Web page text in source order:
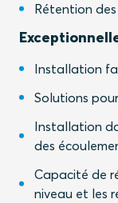
Rétention
Installation
Solutions
Installation
des
Capacité de
niveau et les